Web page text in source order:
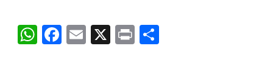
W F
E
X
P